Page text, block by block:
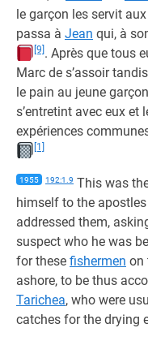
le garçon les servit
passa à Jean qui, à
[9] . Après que tous
Marc de s’assoir
le pain au jeune
s’entretint avec eux et
expériences
[1]
1955 192:1.9 This was
himself to the
addressed them,
suspect who he was
for these fishermen on
ashore, to be thus
Tarichea, who were
catches for the drying